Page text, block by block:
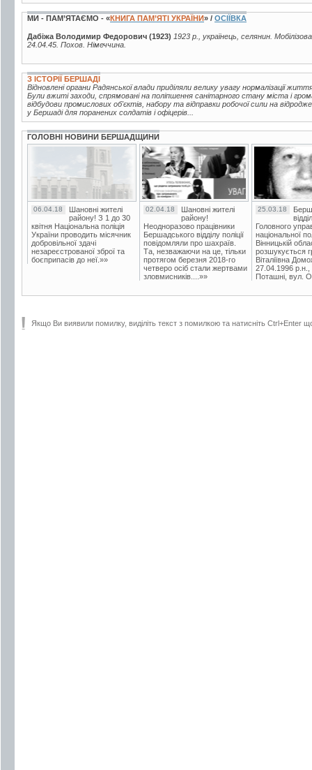
МИ - ПАМ’ЯТАЄМО - «КНИГА ПАМ’ЯТІ УКРАЇНИ» / ОСІЇВКА
Дабіжа Володимир Федорович (1923) 1923 р., українець, селянин.
24.04.45. Похов. Німеччина.
З ІСТОРІЇ БЕРШАДІ
Відновлені органи Радянської влади приділяли велику увагу нормалізації
Були вжиті заходи, спрямовані на поліпшення санітарного стану міста і
відбудови промислових об'єктів, набору та відправки робочої сили на
у Бершаді для поранених солдатів і офіцерів...
ГОЛОВНІ НОВИНИ БЕРШАДЩИНИ
06.04.18
Шановні жителі
району! З 1 до 30
квітня Національна поліція
України проводить місячник
добровільної здачі
незареєстрованої зброї та
боєприпасів до неї.»»
02.04.18
Шановні жителі
району!
Неодноразово працівники
Бершадського відділу поліції
повідомляли про шахраїв.
Та, незважаючи на це, тільки
протягом березня 2018-го
четверо осіб стали жертвами
зловмисників....»»
25.03.18
Головного
національної
Вінницькій
розшукується
Віталіївна
27.04.1996 р.н.,
Поташні, вул.
Якщо Ви виявили помилку, виділіть текст з помилкою та натисніть Ctrl+Enter